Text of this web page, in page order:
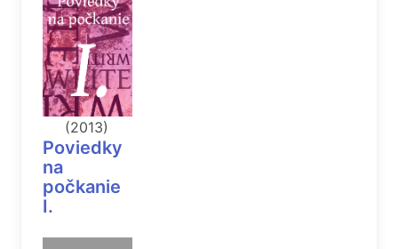
(2013)
Poviedky
na
počkanie
I.